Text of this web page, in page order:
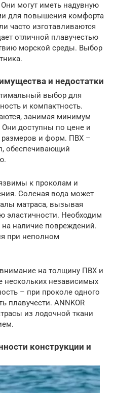
могут иметь надувную
для повышения комфорта
часто изготавливаются
отличной плавучестью
морской среды. Выбор
и недостатки
выбор для
и компактность.
занимая минимум
Они доступны по цене и
и форм. ПВХ –
обеспечивающий
к проколам и
Соленая вода может
матраса, вызывая
эластичности. Необходим
на наличие повреждений.
при неполном
на толщину ПВХ и
нескольких независимых
– при проколе одного
плавучести. ANNKOR
из лодочной ткани
конструкции и